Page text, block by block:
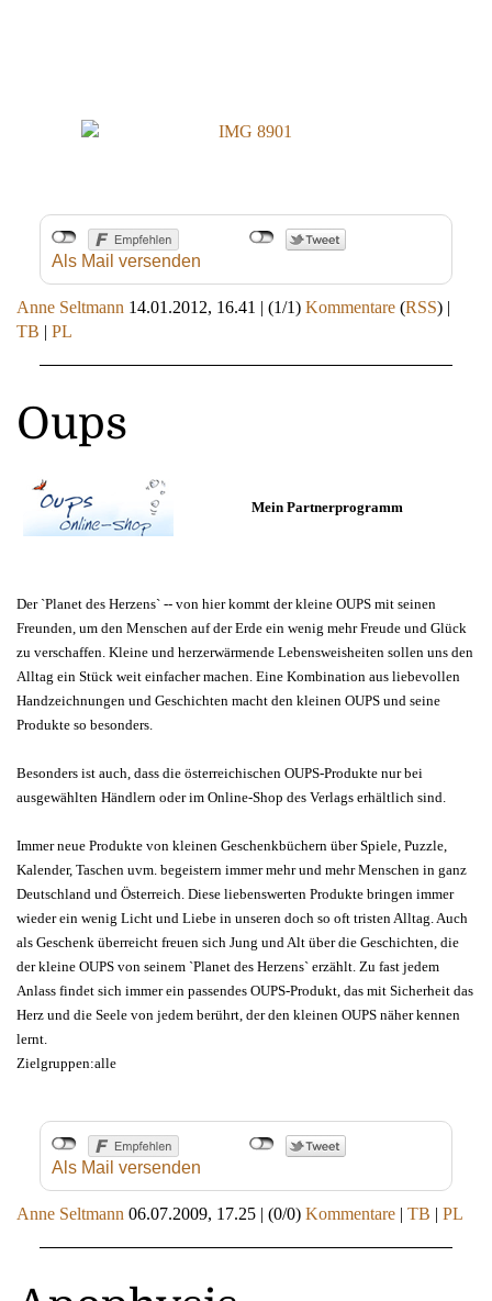
Als Mail versenden
Anne Seltmann 14.01.2012, 16.41 | (1/1) Kommentare (RSS) |
TB | PL
Oups
Mein Partnerprogramm
Der `Planet des Herzens` -- von hier kommt der kleine OUPS mit seinen
Freunden, um den Menschen auf der Erde ein wenig mehr Freude und Glück
zu verschaffen. Kleine und herzerwärmende Lebensweisheiten sollen uns den
Alltag ein Stück weit einfacher machen. Eine Kombination aus liebevollen
Handzeichnungen und Geschichten macht den kleinen OUPS und seine
Produkte so besonders.
Besonders ist auch, dass die österreichischen OUPS-Produkte nur bei
ausgewählten Händlern oder im Online-Shop des Verlags erhältlich sind.
Immer neue Produkte von kleinen Geschenkbüchern über Spiele, Puzzle,
Kalender, Taschen uvm. begeistern immer mehr und mehr Menschen in ganz
Deutschland und Österreich. Diese liebenswerten Produkte bringen immer
wieder ein wenig Licht und Liebe in unseren doch so oft tristen Alltag. Auch
als Geschenk überreicht freuen sich Jung und Alt über die Geschichten, die
der kleine OUPS von seinem `Planet des Herzens` erzählt. Zu fast jedem
Anlass findet sich immer ein passendes OUPS-Produkt, das mit Sicherheit das
Herz und die Seele von jedem berührt, der den kleinen OUPS näher kennen
lernt.
Zielgruppen:alle
Als Mail versenden
Anne Seltmann 06.07.2009, 17.25 | (0/0) Kommentare | TB | PL